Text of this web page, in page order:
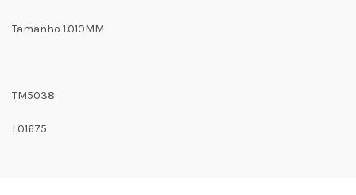
Tamanho 1.010MM
TM5038
L01675